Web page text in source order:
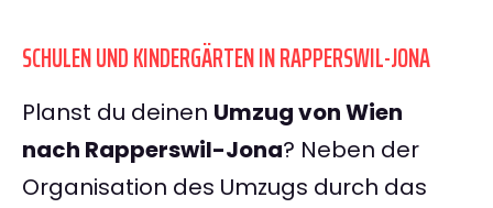
SCHULEN UND KINDERGÄRTEN IN RAPPERSWIL-JONA
Planst du deinen Umzug von Wien
nach Rapperswil-Jona? Neben der
Organisation des Umzugs durch das